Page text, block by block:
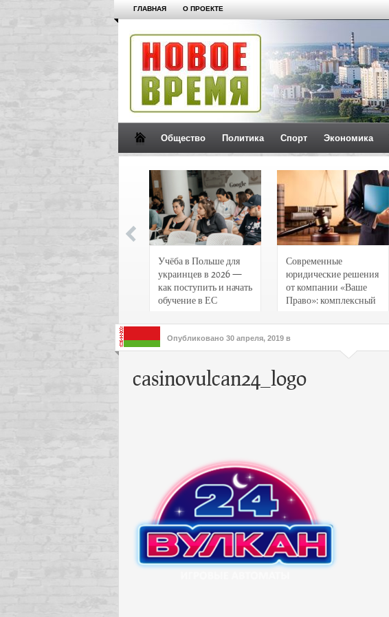
ГЛАВНАЯ О ПРОЕКТЕ
Общество Политика Спорт Экономика
Учёба в Польше для
украинцев в 2026 —
как поступить и начать
обучение в ЕС
Современные
юридические решения
от компании «Ваше
Право»: комплексный
интересов клиентов
Опубликовано 30 апреля, 2019 в
casinovulcan24_logo